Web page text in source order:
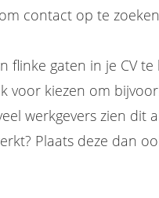
contact op te
flinke gaten in je CV
voor kiezen om
werkgevers zien dit
Plaats deze dan